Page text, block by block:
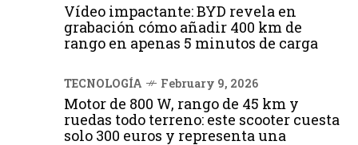
Vídeo impactante: BYD revela en
grabación cómo añadir 400 km de
rango en apenas 5 minutos de carga
TECNOLOGÍA February 9, 2026
Motor de 800 W, rango de 45 km y
ruedas todo terreno: este scooter cuesta
solo 300 euros y representa una